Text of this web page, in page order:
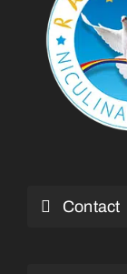
Contact